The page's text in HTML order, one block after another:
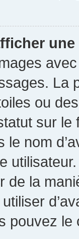
La
ou
sur
le nom
utilisateur.
de la
pouvez